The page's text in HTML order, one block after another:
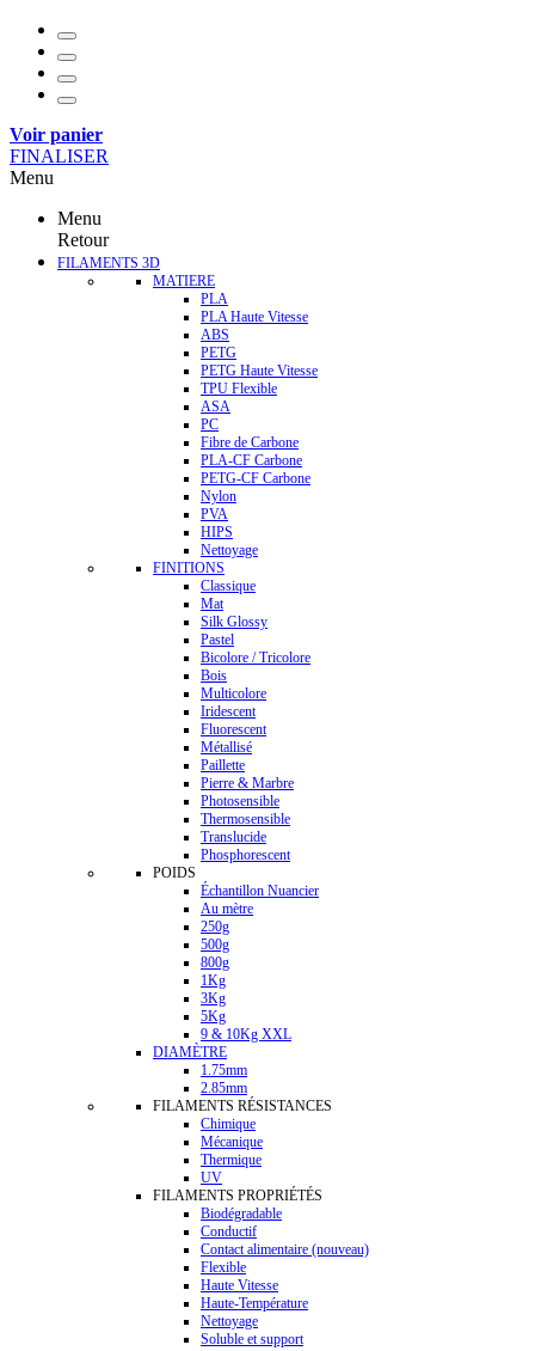
Voir panier
FINALISER
Menu
Menu
Retour
FILAMENTS 3D
MATIERE
PLA
PLA Haute Vitesse
ABS
PETG
PETG Haute Vitesse
TPU Flexible
ASA
PC
Fibre de Carbone
PLA-CF Carbone
PETG-CF Carbone
Nylon
PVA
HIPS
Nettoyage
FINITIONS
Classique
Mat
Silk Glossy
Pastel
Bicolore / Tricolore
Bois
Multicolore
Iridescent
Fluorescent
Métallisé
Paillette
Pierre & Marbre
Photosensible
Thermosensible
Translucide
Phosphorescent
POIDS
Échantillon Nuancier
Au mètre
250g
500g
800g
1Kg
3Kg
5Kg
9 & 10Kg XXL
DIAMÈTRE
1.75mm
2.85mm
FILAMENTS RÉSISTANCES
Chimique
Mécanique
Thermique
UV
FILAMENTS PROPRIÉTÉS
Biodégradable
Conductif
Contact alimentaire (nouveau)
Flexible
Haute Vitesse
Haute-Température
Nettoyage
Soluble et support